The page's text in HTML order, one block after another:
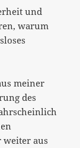
und
warum
meiner
des
weiter aus